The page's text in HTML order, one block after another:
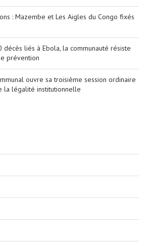
: Mazembe et Les Aigles du Congo fixés
liés à Ebola, la communauté résiste
prévention
ouvre sa troisième session ordinaire
la légalité institutionnelle